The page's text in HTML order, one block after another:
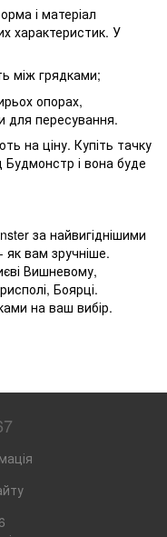
і матеріал
характеристик. У
між грядками;
опорах,
пересування.
на ціну. Купіть тачку
Будмонстр і вона буде
за найвигіднішими
як вам зручніше.
Вишневому,
Боярці.
на ваш вибір.